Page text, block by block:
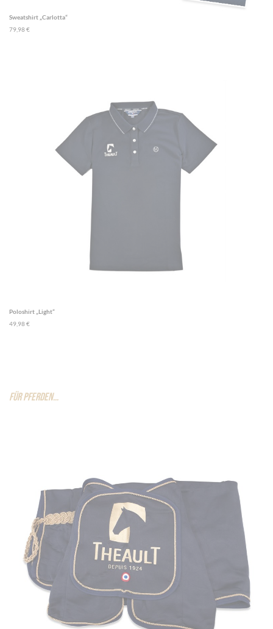
Sweatshirt „Carlotta“
79,98 €
Poloshirt „Light“
49,98 €
FÜR PFERDEN…